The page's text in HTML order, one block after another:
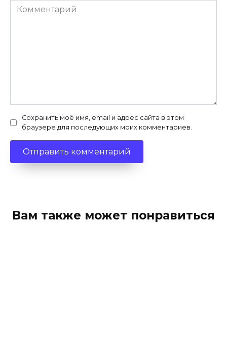
Комментарий
Сохранить моё имя, email и адрес сайта в этом
браузере для последующих моих комментариев.
Вам также может понравиться